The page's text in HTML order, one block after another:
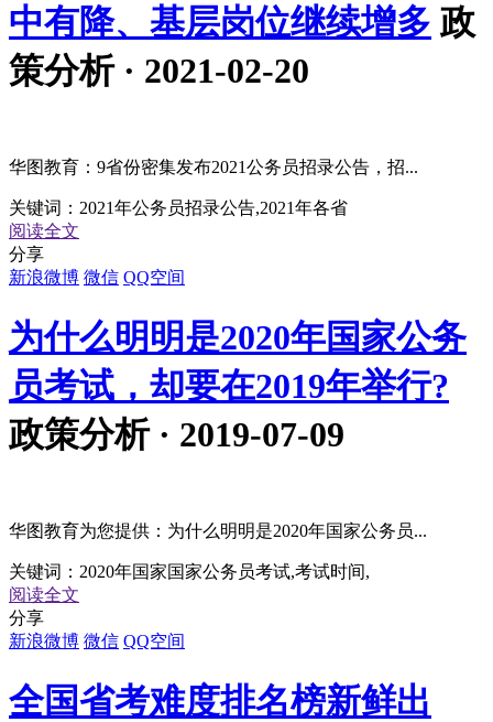
中有降、基层岗位继续增多 政
策分析 · 2021-02-20
华图教育：9省份密集发布2021公务员招录公告，招...
关键词： 2021年公务员招录公告,2021年各省
阅读全文
分享
新浪微博 微信 QQ空间
为什么明明是2020年国家公务
员考试，却要在2019年举行?
政策分析 · 2019-07-09
华图教育为您提供：为什么明明是2020年国家公务员...
关键词： 2020年国家国家公务员考试,考试时间,
阅读全文
分享
新浪微博 微信 QQ空间
全国省考难度排名榜新鲜出